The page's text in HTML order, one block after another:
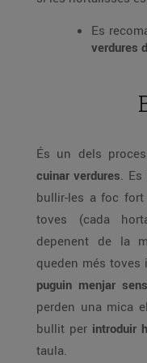
Es
verdures
És un dels
cuinar verdures. Es
bullir-les a foc
toves (cada
depenent de la
queden més
puguin menjar
perden una mica
bullit per introduir
taula.